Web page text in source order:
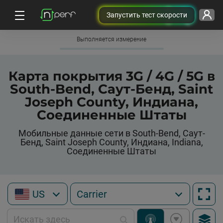
Запустить тест скорости
Выполняется измерение
Карта покрытия 3G / 4G / 5G в
South-Bend, Саут-Бенд, Saint
Joseph County, Индиана,
Соединенные Штаты
Мобильные данные сети в South-Bend, Саут-
Бенд, Saint Joseph County, Индиана, Indiana,
Соединенные Штаты
US